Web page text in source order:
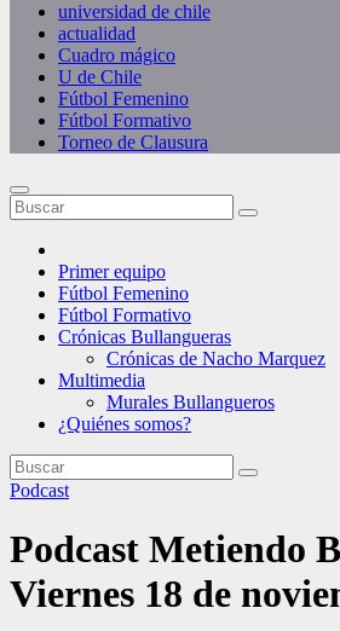
universidad de chile
actualidad
Cuadro mágico
U de Chile
Fútbol Femenino
Fútbol Formativo
Torneo de Clausura
Primer equipo
Fútbol Femenino
Fútbol Formativo
Crónicas Bullangueras
Crónicas de Nacho Marquez
Multimedia
Murales Bullangueros
¿Quiénes somos?
Podcast
Podcast Metiendo
Viernes 18 de